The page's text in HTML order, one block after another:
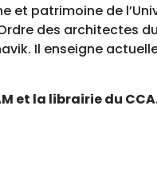
et patrimoine de
des architectes
Il enseigne
et la librairie du